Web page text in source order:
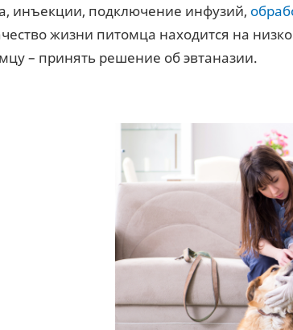
инъекции, подключение инфузий,
жизни питомца находится на
– принять решение об эвтаназии.